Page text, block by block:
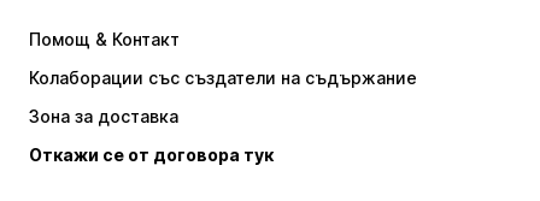
Костюми и сака
Палта
Бански и плажна мода
Специални Поводи
ЕКСКЛУЗИВНО
Помощ & Контакт
Колаборации със създатели на съдържание
Зона за доставка
Откажи се от договора тук